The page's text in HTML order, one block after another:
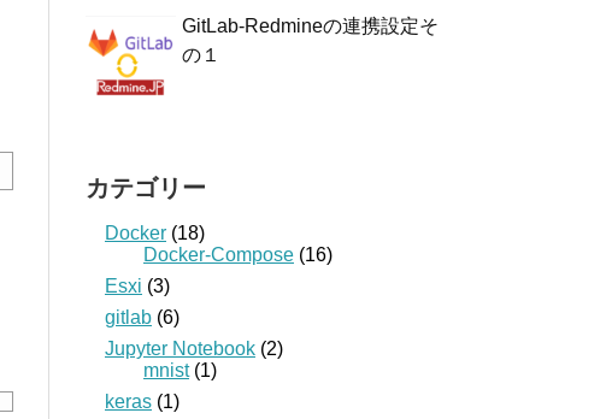
GitLab-Redmineの連携設定そ
の１
カテゴリー
Docker (18)
Docker-Compose (16)
Esxi (3)
gitlab (6)
Jupyter Notebook (2)
mnist(1)
keras (1)